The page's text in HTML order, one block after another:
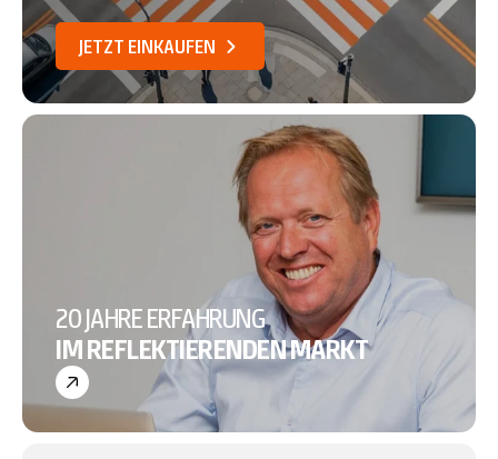
JETZT EINKAUFEN
20 JAHRE ERFAHRUNG
IM REFLEKTIERENDEN MARKT